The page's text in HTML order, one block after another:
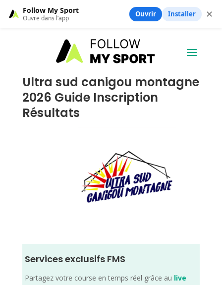
Ultra sud canigou montagne
2026 Guide Inscription
Résultats
Services exclusifs FMS
Partagez votre course en temps réel grâce au live
Follow My Sport
Ouvre dans l’app Ouvrir Installer ✕